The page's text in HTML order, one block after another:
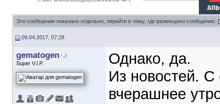
Это сообщение показано отдельно, перейти в тему, где размещено сообщение:
09.04.2017, 07:28
gematogen
Super V.I.P.
Однако, да.
Из новостей. С
вчерашнее